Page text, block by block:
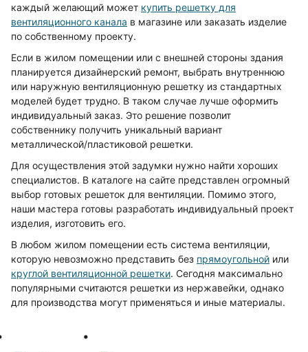
каждый желающий может купить решетку для
вентиляционного канала в магазине или заказать изделие
по собственному проекту.
Если в жилом помещении или с внешней стороны здания
планируется дизайнерский ремонт, выбрать внутреннюю
или наружную вентиляционную решетку из стандартных
моделей будет трудно. В таком случае лучше оформить
индивидуальный заказ. Это решение позволит
собственнику получить уникальный вариант
металлической/пластиковой решетки.
Для осуществления этой задумки нужно найти хороших
специалистов. В каталоге на сайте представлен огромный
выбор готовых решеток для вентиляции. Помимо этого,
наши мастера готовы разработать индивидуальный проект
изделия, изготовить его.
В любом жилом помещении есть система вентиляции,
которую невозможно представить без прямоугольной или
круглой вентиляционной решетки. Сегодня максимально
популярными считаются решетки из нержавейки, однако
для производства могут применяться и иные материалы.